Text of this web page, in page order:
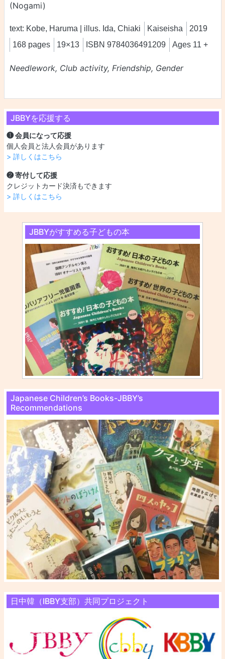
JBBYを応援する
❶ 会員になって応援
個人会員と法人会員があります
> 詳しくはこちら
❷ 寄付して応援
クレジットカード決済もできます
> 詳しくはこちら
JBBYがすすめる子どもの本
Japanese Children’s Books-JBBY’s
Recommendations
日中韓（IBBY支部）共同プロジェクト
(Nogami)
text: Kobe, Haruma | illus. Ida, Chiaki Kaiseisha
2019
168 pages
19×13 ISBN 9784036491209 Ages 11 +
Needlework, Club activity, Friendship, Gender